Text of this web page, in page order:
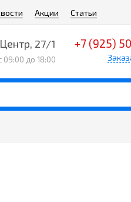
Акции Статьи
27/1
09:00 до 18:00
+7 (925)